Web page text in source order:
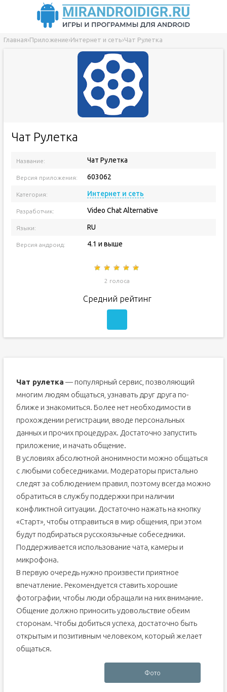
Главная›Приложение›Интернет и сеть›Чат Рулетка
Чат Рулетка
Название: Чат Рулетка
Версия приложения: 603062
Категория: Интернет и сеть
Разработчик: Video Chat Alternative
Языки: RU
Версия андроид: 4.1 и выше
2 голоса
Средний рейтинг
Чат рулетка — популярный сервис, позволяющий
многим людям общаться, узнавать друг друга по-
ближе и знакомиться. Более нет необходимости в
прохождении регистрации, вводе персональных
данных и прочих процедурах. Достаточно запустить
приложение, и начать общение.
В условиях абсолютной анонимности можно общаться
с любыми собеседниками. Модераторы пристально
следят за соблюдением правил, поэтому всегда можно
обратиться в службу поддержки при наличии
конфликтной ситуации. Достаточно нажать на кнопку
«Старт», чтобы отправиться в мир общения, при этом
будут подбираться русскоязычные собеседники.
Поддерживается использование чата, камеры и
микрофона.
В первую очередь нужно произвести приятное
впечатление. Рекомендуется ставить хорошие
фотографии, чтобы люди обращали на них внимание.
Общение должно приносить удовольствие обеим
сторонам. Чтобы добиться успеха, достаточно быть
открытым и позитивным человеком, который желает
общаться.
Фото